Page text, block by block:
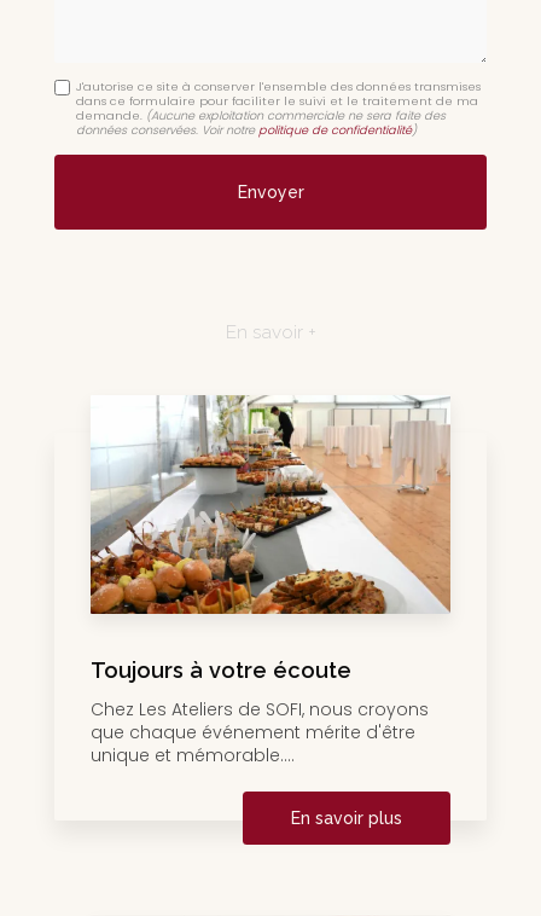
J'autorise ce site à conserver l'ensemble des données transmises
dans ce formulaire pour faciliter le suivi et le traitement de ma
demande. (Aucune exploitation commerciale ne sera faite des
données conservées. Voir notre politique de confidentialité)
En savoir +
Toujours à votre écoute
Chez Les Ateliers de SOFI, nous croyons
que chaque événement mérite d'être
unique et mémorable....
En savoir plus